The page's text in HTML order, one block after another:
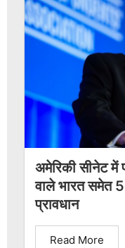
अमेरिकी सीनेट
वाले भारत समेत
प्रावधान
Read More